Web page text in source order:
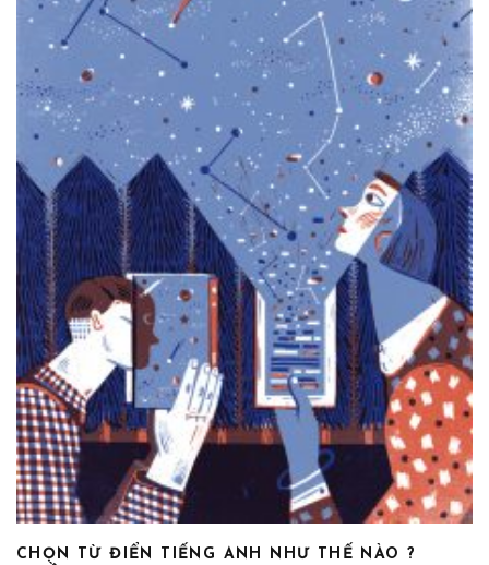
CHỌN TỪ ĐIỂN TIẾNG ANH NHƯ THẾ NÀO ?